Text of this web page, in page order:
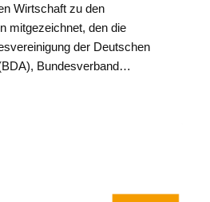
Wirtschaft zu den
mitgezeichnet, den die
der Deutschen
Bundesverband…